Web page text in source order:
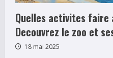
Quelles activites faire
Decouvrez le zoo et
18 mai 2025